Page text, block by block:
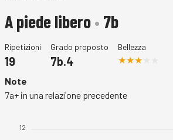
A piede libero• 7b
Ripetizioni
19
Grado proposto
7b.4
Bellezza
Note
7a+ in una relazione precedente
12